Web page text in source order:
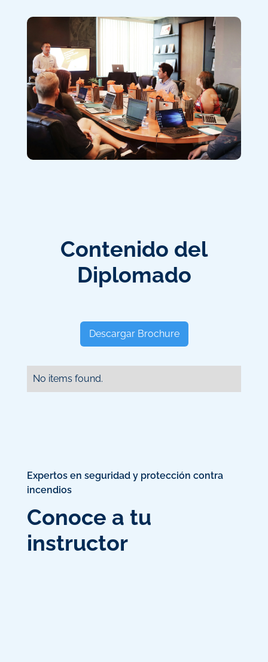
Contenido del
Diplomado
Descargar Brochure
No items found.
Expertos en seguridad y protección contra
incendios
Conoce a tu
instructor